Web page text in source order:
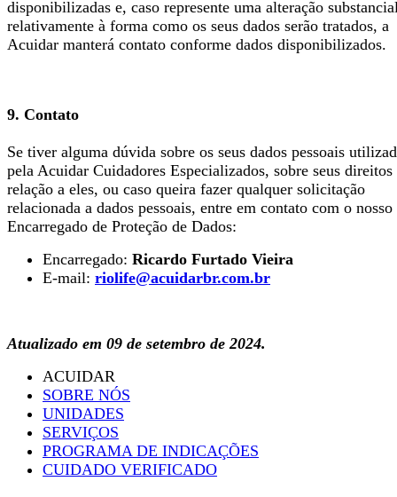
disponibilizadas e, caso represente uma alteração
relativamente à forma como os seus dados serão tratados, a
Acuidar manterá contato conforme dados disponibilizados.
9. Contato
Se tiver alguma dúvida sobre os seus dados pessoais
pela Acuidar Cuidadores Especializados, sobre seus direitos
relação a eles, ou caso queira fazer qualquer solicitação
relacionada a dados pessoais, entre em contato com o nosso
Encarregado de Proteção de Dados:
Encarregado: Ricardo Furtado Vieira
E-mail: riolife@acuidarbr.com.br
Atualizado em 09 de setembro de 2024.
ACUIDAR
SOBRE NÓS
UNIDADES
SERVIÇOS
PROGRAMA DE INDICAÇÕES
CUIDADO VERIFICADO